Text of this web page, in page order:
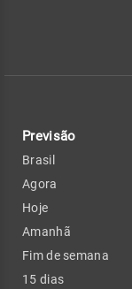
Previsão
Brasil
Agora
Hoje
Amanhã
Fim de semana
15 dias